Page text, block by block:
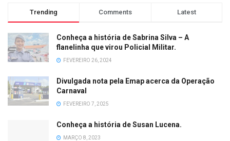
Trending Comments Latest
Conheça a história de Sabrina Silva – A
flanelinha que virou Policial Militar.
FEVEREIRO 26, 2024
Divulgada nota pela Emap acerca da Operação
Carnaval
FEVEREIRO 7, 2025
Conheça a história de Susan Lucena.
MARÇO 8, 2023